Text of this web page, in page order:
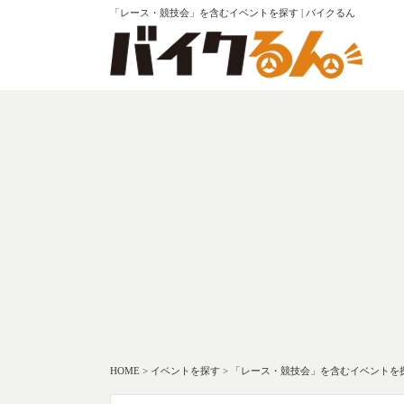
「レース・競技会」を含むイベントを探す | バイクるん
HOME > イベントを探す > 「レース・競技会」を含むイベントを